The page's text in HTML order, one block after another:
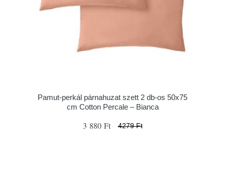
Pamut-perkál párnahuzat szett 2 db-os 50x75
cm Cotton Percale – Bianca
3 880 Ft 4279 Ft